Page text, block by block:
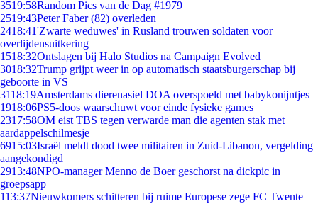
3519:58Random Pics van de Dag #1979
2519:43Peter Faber (82) overleden
2418:41'Zwarte weduwes' in Rusland trouwen soldaten voor
overlijdensuitkering
1518:32Ontslagen bij Halo Studios na Campaign Evolved
3018:32Trump grijpt weer in op automatisch staatsburgerschap bij
geboorte in VS
3118:19Amsterdams dierenasiel DOA overspoeld met babykonijntjes
1918:06PS5-doos waarschuwt voor einde fysieke games
2317:58OM eist TBS tegen verwarde man die agenten stak met
aardappelschilmesje
6915:03Israël meldt dood twee militairen in Zuid-Libanon, vergelding
aangekondigd
2913:48NPO-manager Menno de Boer geschorst na dickpic in
groepsapp
113:37Nieuwkomers schitteren bij ruime Europese zege FC Twente